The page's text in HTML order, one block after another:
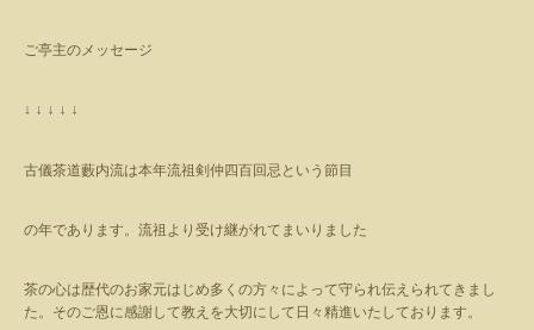
ご亭主のメッセージ
↓ ↓ ↓ ↓ ↓
古儀茶道藪内流は本年流祖剣仲四百回忌という節目
の年であります。流祖より受け継がれてまいりました
茶の心は歴代のお家元はじめ多くの方々によって守られ伝えられてきまし
た。そのご恩に感謝して教えを大切にして日々精進いたしております。